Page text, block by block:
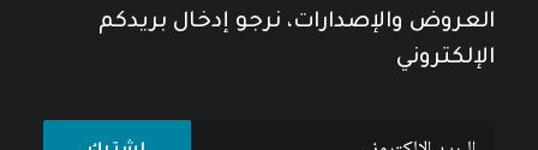
العروض والإصدارات، نرجو إدخال بريدكم
الإلكتروني